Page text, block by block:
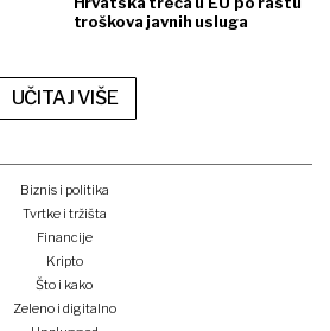
troškova javnih usluga
UČITAJ VIŠE
Biznis i politika
Tvrtke i tržišta
Financije
Kripto
Što i kako
Zeleno i digitalno